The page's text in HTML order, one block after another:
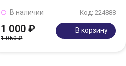
Код: 224888
В наличии
1 000 ₽
1 050 ₽
В корзину